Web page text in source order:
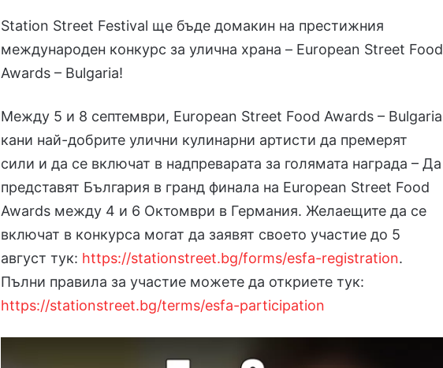
Station Street Festival ще бъде домакин на престижния
международен конкурс за улична храна – European Street Food
Awards – Bulgaria!
Между 5 и 8 септември, European Street Food Awards – Bulgaria
кани най-добрите улични кулинарни артисти да премерят
сили и да се включат в надпреварата за голямата награда – Да
представят България в гранд финала на European Street Food
Awards между 4 и 6 Октомври в Германия. Желаещите да се
включат в конкурса могат да заявят своето участие до 5
август тук: https://stationstreet.bg/forms/esfa-registration.
Пълни правила за участие можете да откриете тук:
https://stationstreet.bg/terms/esfa-participation